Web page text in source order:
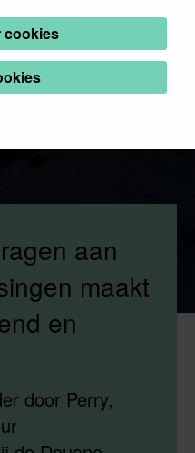
cookies
aan
maakt
en
door Perry,